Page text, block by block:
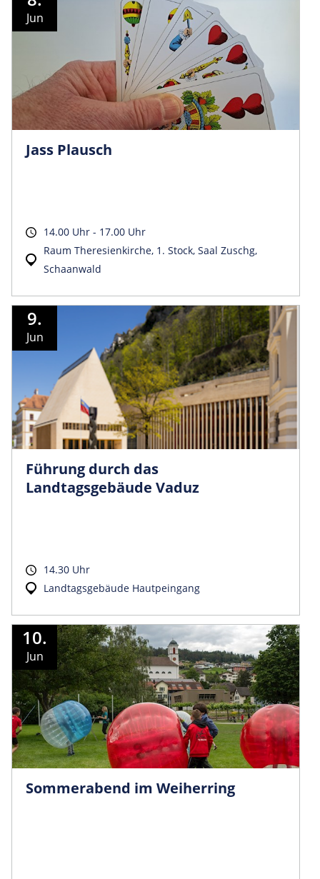
Jun
Jass Plausch
14.00 Uhr - 17.00 Uhr
Raum Theresienkirche, 1. Stock, Saal Zuschg,
Schaanwald
9.
Jun
Führung durch das
Landtagsgebäude Vaduz
14.30 Uhr
Landtagsgebäude Hautpeingang
10.
Jun
Sommerabend im Weiherring